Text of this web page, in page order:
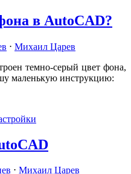
в AutoCAD?
⋅ Михаил Царев
темно-серый цвет фона,
маленькую инструкцию:
⋅ Михаил Царев